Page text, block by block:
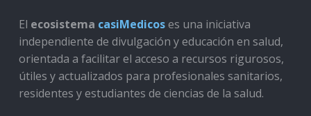
El ecosistema casiMedicoses una iniciativa
independiente de divulgación y educación en salud,
orientada a facilitar el acceso a recursos rigurosos,
útiles y actualizados para profesionales sanitarios,
residentes y estudiantes de ciencias de la salud.